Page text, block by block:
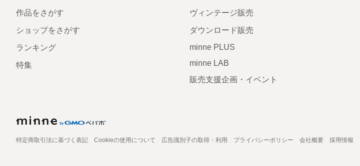
作品をさがす
ショップをさがす
ランキング
特集
ヴィンテージ販売
ダウンロード販売
minne PLUS
minne LAB
販売支援企画・イベント
特定商取引法に基づく表記 Cookieの使用について 広告識別子の取得・利用 プライバシーポリシー 会社概要 採用情報